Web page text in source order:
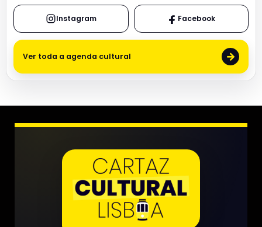
Instagram Facebook
Ver toda a agenda cultural →